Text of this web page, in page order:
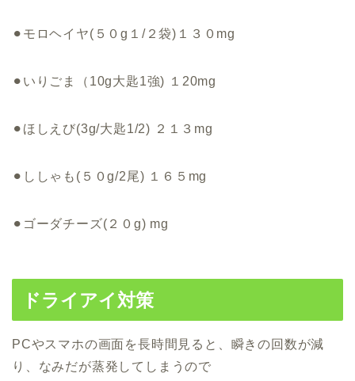
⚫︎モロヘイヤ(５０g１/２袋)１３０mg
⚫︎いりごま（10g大匙1強) １20mg
⚫︎ほしえび(3g/大匙1/2) ２１３mg
⚫︎ししゃも(５０g/2尾) １６５mg
⚫︎ゴーダチーズ(２０g) mg
ドライアイ対策
PCやスマホの画面を長時間見ると、 瞬きの回数が減
り、 なみだが蒸発してしまうので